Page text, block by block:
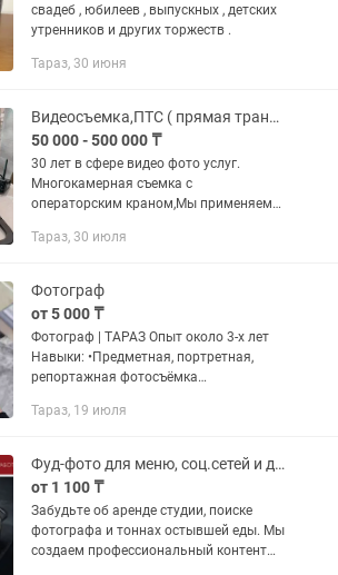
свадеб , юбилеев , выпускных , детских
утренников и других торжеств .
Тараз, 30 июня
Видеосъемка,ПТС ( прямая трансляция) Фильмы,Еске алу,Фотосъемка
50 000 - 500 000 ₸
30 лет в сфере видео фото услуг.
Многокамерная съемка с
операторским краном,Мы применяем
технику.Съемки ведутся
Аэросъемка ..А так же...
Тараз, 30 июля
Фотограф
от 5 000 ₸
Фотограф | ТАРАЗ Опыт около 3-х лет
Навыки: •Предметная, портретная,
репортажная фотосъёмка
Photoshop) •Видеосъёмка и монтаж
Тараз, 19 июля
Фуд-фото для меню, соц.сетей и доставки без фотосессий и лишних трат
от 1 100 ₸
Забудьте об аренде студии, поиске
фотографа и тоннах остывшей еды. Мы
создаем профессиональный контент